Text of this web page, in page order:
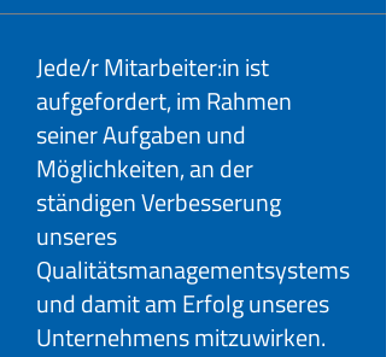
Jede/r Mitarbeiter:in ist
aufgefordert, im Rahmen
seiner Aufgaben und
Möglichkeiten, an der
ständigen Verbesserung
unseres
Qualitätsmanagementsystems
und damit am Erfolg unseres
Unternehmens mitzuwirken.